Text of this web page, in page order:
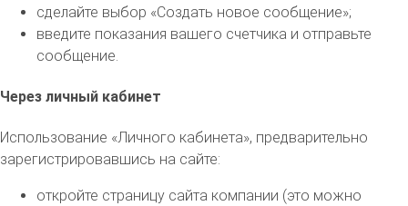
сделайте выбор «Создать новое сообщение»;
введите показания вашего счетчика и отправьте
сообщение.
Через личный кабинет
Использование «Личного кабинета», предварительно
зарегистрировавшись на сайте:
откройте страницу сайта компании (это можно